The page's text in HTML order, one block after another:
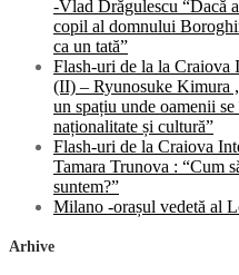
-Vlad Drăgulescu “Dacă
copil al domnului
ca un tată”
Flash-uri de la la Craiova
(II) – Ryunosuke Kimura
un spațiu unde oamenii
naționalitate și cultură”
Flash-uri de la Craiova
Tamara Trunova : “Cum
suntem?”
Milano -orașul vedetă al
Arhive